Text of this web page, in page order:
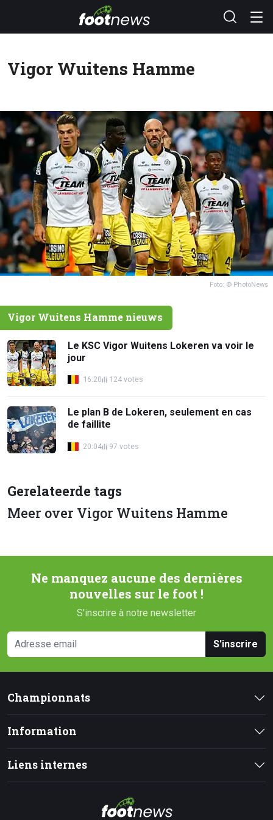
Vigor Wuitens Hamme
Foto: © PhotoNews
Vigor Wuitens Hamme nieuws
Le KSC Vigor Wuitens Lokeren va voir le
jour
16:20 124 votes
Le plan B de Lokeren, seulement en cas
de faillite
20:04 97 votes
Gerelateerde tags
Meer over Vigor Wuitens Hamme
Ne manquez aucune des dernières
nouvelles sur le foot !
S'inscrire à notre newsletter
S'inscrire
Championnats
Information
Liens internes